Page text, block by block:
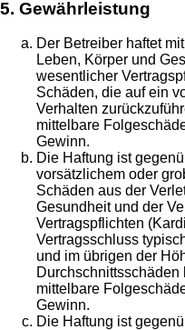
5. Gewährleistung
Der Betreiber haftet
Leben, Körper und
wesentlicher
Schäden, die auf ein
Verhalten
mittelbare
Gewinn.
Die Haftung ist
vorsätzlichem oder
Schäden aus der
Gesundheit und der
Vertragspflichten
Vertragsschluss
und im übrigen der
mittelbare
Gewinn.
Die Haftung ist